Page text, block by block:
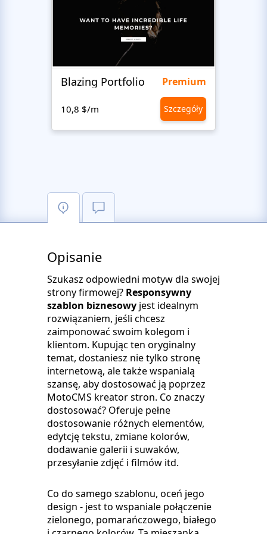
Blazing Portfolio Premium
10,8 $/m Szczegóły
Opisanie
Szukasz odpowiedni motyw dla swojej
strony firmowej? Responsywny
szablon biznesowy jest idealnym
rozwiązaniem, jeśli chcesz
zaimponować swoim kolegom i
klientom. Kupując ten oryginalny
temat, dostaniesz nie tylko stronę
internetową, ale także wspanialą
szansę, aby dostosować ją poprzez
MotoCMS kreator stron. Co znaczy
dostosować? Oferuje pełne
dostosowanie różnych elementów,
edytcję tekstu, zmiane kolorów,
dodawanie galerii i suwaków,
przesyłanie zdjęć i filmów itd.
Co do samego szablonu, oceń jego
design - jest to wspaniale połączenie
zielonego, pomarańczowego, białego